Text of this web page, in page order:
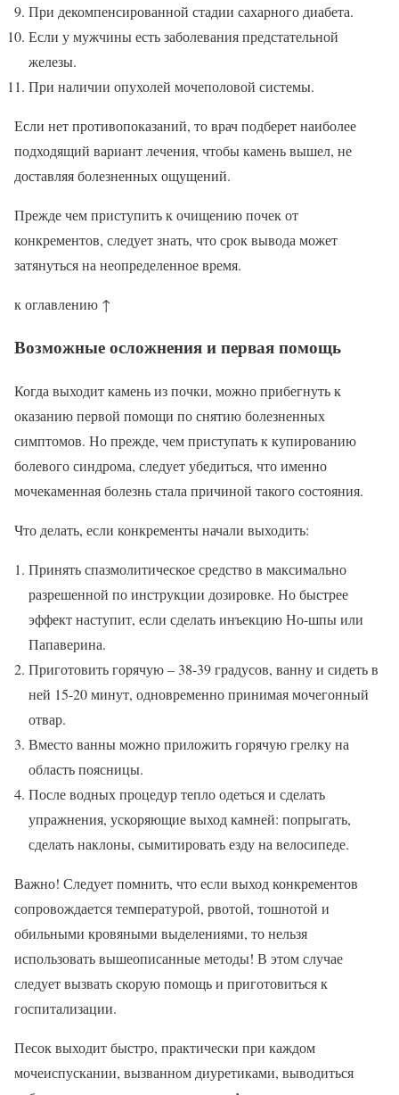
При декомпенсированной стадии сахарного диабета.
Если у мужчины есть заболевания предстательной
железы.
При наличии опухолей мочеполовой системы.
Если нет противопоказаний, то врач подберет наиболее
подходящий вариант лечения, чтобы камень вышел, не
доставляя болезненных ощущений.
Прежде чем приступить к очищению почек от
конкрементов, следует знать, что срок вывода может
затянуться на неопределенное время.
к оглавлению ↑
Возможные осложнения и первая помощь
Когда выходит камень из почки, можно прибегнуть к
оказанию первой помощи по снятию болезненных
симптомов. Но прежде, чем приступать к купированию
болевого синдрома, следует убедиться, что именно
мочекаменная болезнь стала причиной такого состояния.
Что делать, если конкременты начали выходить:
Принять спазмолитическое средство в максимально
разрешенной по инструкции дозировке. Но быстрее
эффект наступит, если сделать инъекцию Но-шпы или
Папаверина.
Приготовить горячую – 38-39 градусов, ванну и сидеть в
ней 15-20 минут, одновременно принимая мочегонный
отвар.
Вместо ванны можно приложить горячую грелку на
область поясницы.
После водных процедур тепло одеться и сделать
упражнения, ускоряющие выход камней: попрыгать,
сделать наклоны, сымитировать езду на велосипеде.
Важно! Следует помнить, что если выход конкрементов
сопровождается температурой, рвотой, тошнотой и
обильными кровяными выделениями, то нельзя
использовать вышеописанные методы! В этом случае
следует вызвать скорую помощь и приготовиться к
госпитализации.
Песок выходит быстро, практически при каждом
мочеиспускании, вызванном диуретиками, выводиться